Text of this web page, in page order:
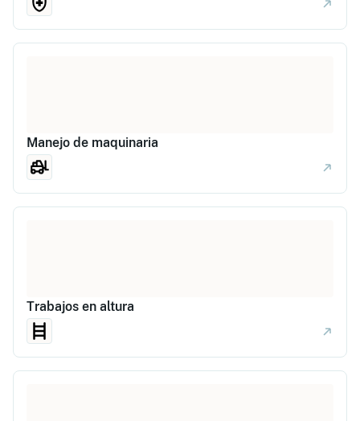
Manejo de maquinaria
Trabajos en altura